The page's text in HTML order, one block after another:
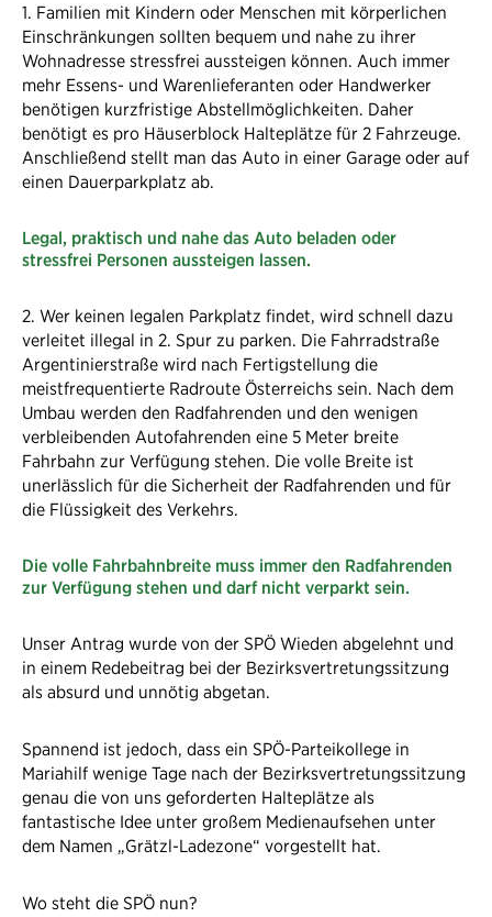
1. Familien mit Kindern oder Menschen mit körperlichen
Einschränkungen sollten bequem und nahe zu ihrer
Wohnadresse stressfrei aussteigen können. Auch immer
mehr Essens- und Warenlieferanten oder Handwerker
benötigen kurzfristige Abstellmöglichkeiten. Daher
benötigt es pro Häuserblock Halteplätze für 2 Fahrzeuge.
Anschließend stellt man das Auto in einer Garage oder auf
einen Dauerparkplatz ab.
Legal, praktisch und nahe das Auto beladen oder
stressfrei Personen aussteigen lassen.
2. Wer keinen legalen Parkplatz findet, wird schnell dazu
verleitet illegal in 2. Spur zu parken. Die Fahrradstraße
Argentinierstraße wird nach Fertigstellung die
meistfrequentierte Radroute Österreichs sein. Nach dem
Umbau werden den Radfahrenden und den wenigen
verbleibenden Autofahrenden eine 5 Meter breite
Fahrbahn zur Verfügung stehen. Die volle Breite ist
unerlässlich für die Sicherheit der Radfahrenden und für
die Flüssigkeit des Verkehrs.
Die volle Fahrbahnbreite muss immer den Radfahrenden
zur Verfügung stehen und darf nicht verparkt sein.
Unser Antrag wurde von der SPÖ Wieden abgelehnt und
in einem Redebeitrag bei der Bezirksvertretungssitzung
als absurd und unnötig abgetan.
Spannend ist jedoch, dass ein SPÖ-Parteikollege in
Mariahilf wenige Tage nach der Bezirksvertretungssitzung
genau die von uns geforderten Halteplätze als
fantastische Idee unter großem Medienaufsehen unter
dem Namen „Grätzl-Ladezone“ vorgestellt hat.
Wo steht die SPÖ nun?